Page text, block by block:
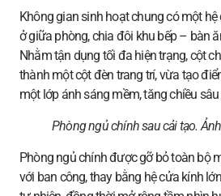
Không gian sinh hoạt chung có một
ở giữa phòng, chia đôi khu bếp – bàn
Nhằm tận dụng tối đa hiện trạng, cột
thành một cột đèn trang trí, vừa tạo
một lớp ánh sáng mềm, tăng chiều
Phòng ngủ chính sau cải tạo.
Phòng ngủ chính được gỡ bỏ toàn bộ
với ban công, thay bằng hệ cửa kính